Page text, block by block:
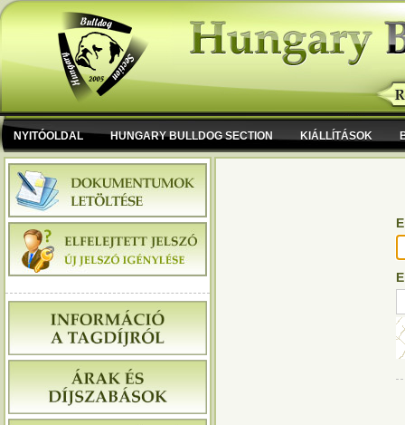
NYITÓOLDAL HUNGARY BULLDOG SECTION KIÁLLÍTÁSOK